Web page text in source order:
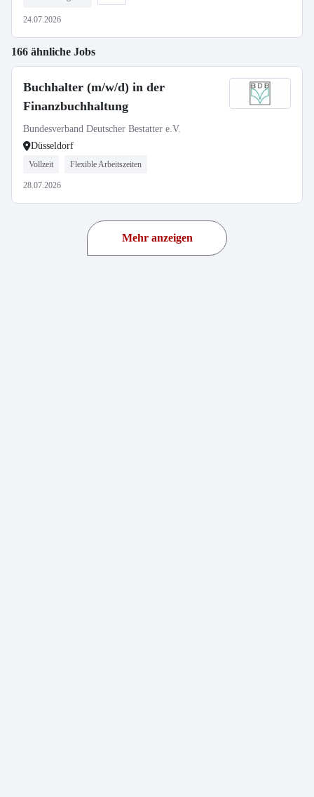
24.07.2026
166 ähnliche Jobs
Buchhalter (m/w/d) in der
Finanzbuchhaltung
Bundesverband Deutscher Bestatter e.V.
Düsseldorf
Vollzeit Flexible Arbeitszeiten
28.07.2026
Mehr anzeigen